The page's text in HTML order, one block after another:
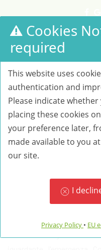
0498256912
Privacy
Cookies
required
This website uses
authentication and
Please indicate
placing these cookies
your preference later,
made available to you
our site.
I
Privacy Policy EU